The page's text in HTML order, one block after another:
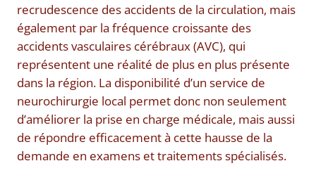
recrudescence des accidents de la circulation, mais
également par la fréquence croissante des
accidents vasculaires cérébraux (AVC), qui
représentent une réalité de plus en plus présente
dans la région. La disponibilité d’un service de
neurochirurgie local permet donc non seulement
d’améliorer la prise en charge médicale, mais aussi
de répondre efficacement à cette hausse de la
demande en examens et traitements spécialisés.